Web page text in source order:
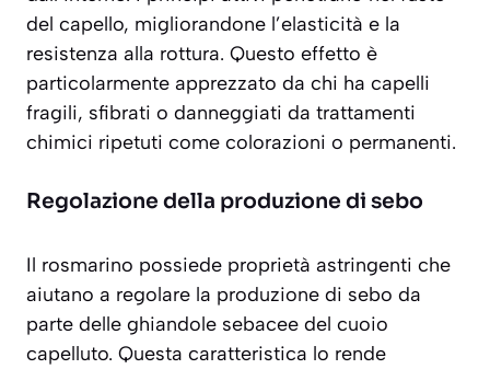
del capello, migliorandone l’elasticità e la
resistenza alla rottura. Questo effetto è
particolarmente apprezzato da chi ha capelli
fragili, sfibrati o danneggiati da trattamenti
chimici ripetuti come colorazioni o permanenti.
Regolazione della produzione di sebo
Il rosmarino possiede proprietà astringenti che
aiutano a regolare la produzione di sebo da
parte delle ghiandole sebacee del cuoio
capelluto. Questa caratteristica lo rende